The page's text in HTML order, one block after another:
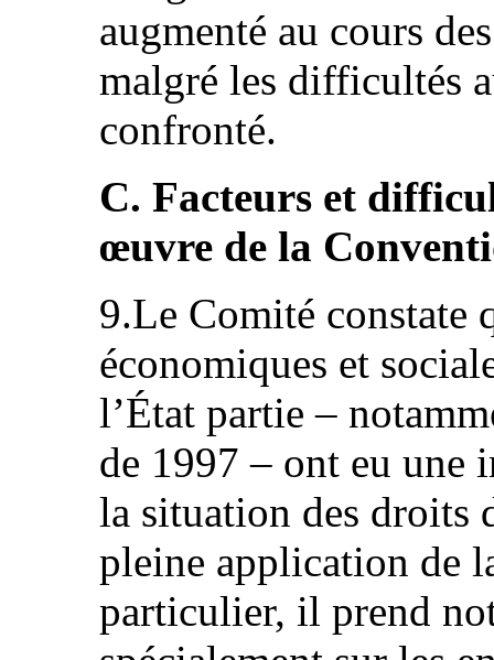
augmenté au cours
malgré les difficultés
confronté.
C. Facteurs et
œuvre de la
9.Le Comité constate
économiques et
l’État partie –
de 1997 – ont eu une
la situation des droits
pleine application de
particulier, il prend